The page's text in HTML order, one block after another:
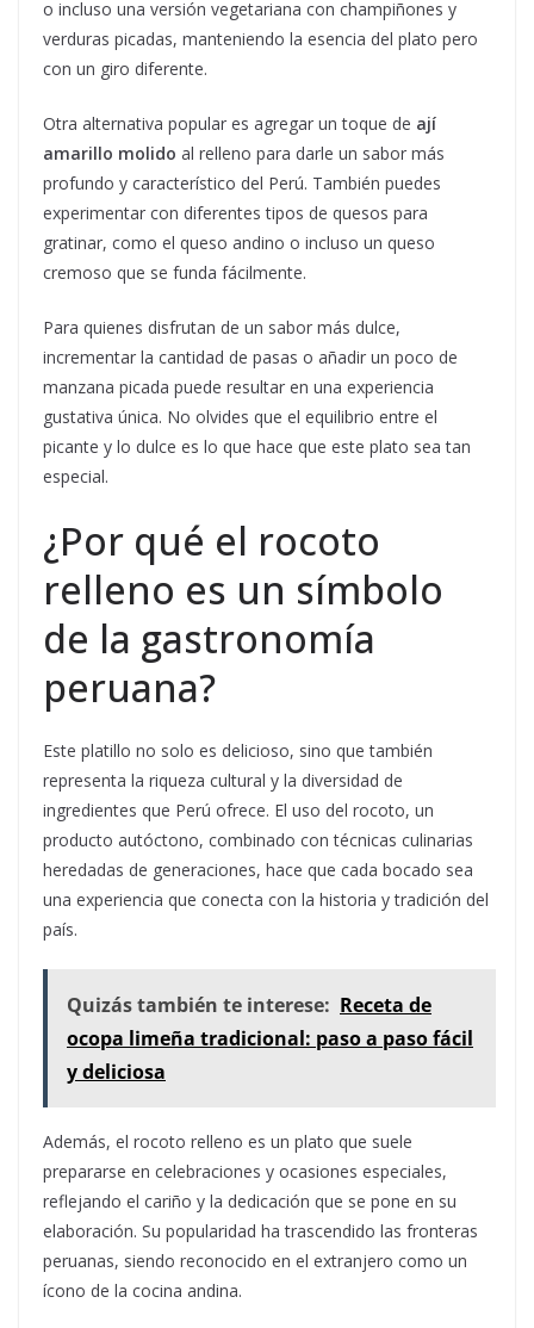
o incluso una versión vegetariana con champiñones y
verduras picadas, manteniendo la esencia del plato pero
con un giro diferente.
Otra alternativa popular es agregar un toque de ají
amarillo molido al relleno para darle un sabor más
profundo y característico del Perú. También puedes
experimentar con diferentes tipos de quesos para
gratinar, como el queso andino o incluso un queso
cremoso que se funda fácilmente.
Para quienes disfrutan de un sabor más dulce,
incrementar la cantidad de pasas o añadir un poco de
manzana picada puede resultar en una experiencia
gustativa única. No olvides que el equilibrio entre el
picante y lo dulce es lo que hace que este plato sea tan
especial.
¿Por qué el rocoto
relleno es un símbolo
de la gastronomía
peruana?
Este platillo no solo es delicioso, sino que también
representa la riqueza cultural y la diversidad de
ingredientes que Perú ofrece. El uso del rocoto, un
producto autóctono, combinado con técnicas culinarias
heredadas de generaciones, hace que cada bocado sea
una experiencia que conecta con la historia y tradición del
país.
Quizás también te interese: Receta de
ocopa limeña tradicional: paso a paso fácil
y deliciosa
Además, el rocoto relleno es un plato que suele
prepararse en celebraciones y ocasiones especiales,
reflejando el cariño y la dedicación que se pone en su
elaboración. Su popularidad ha trascendido las fronteras
peruanas, siendo reconocido en el extranjero como un
ícono de la cocina andina.